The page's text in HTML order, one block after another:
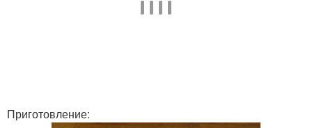
Приготовление: